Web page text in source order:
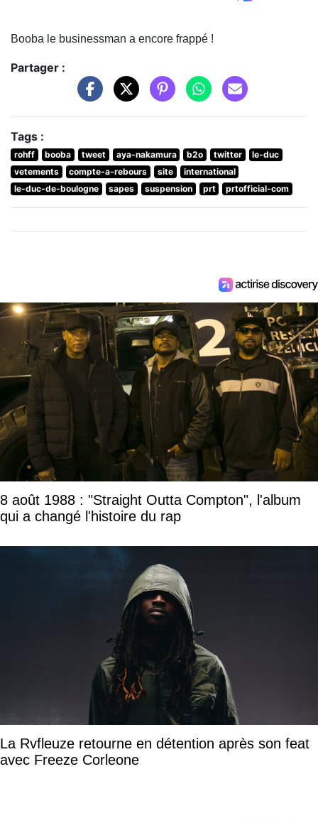
Booba le businessman a encore frappé !
Partager :
Tags :
rohff booba tweet aya-nakamura b2o twitter
le-duc
vetements
compte-a-rebours site
international
le-duc-de-boulogne
sapes suspension prt prtofficial-com
8 août 1988 : "Straight Outta Compton", l'album
qui a changé l'histoire du rap
La Rvfleuze retourne en détention après son feat
avec Freeze Corleone